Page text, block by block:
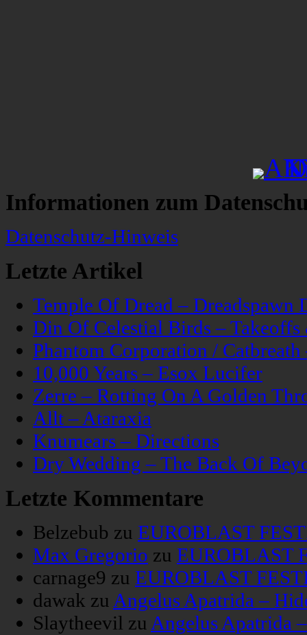
Informationen zum
Datenschutz-Hinweis
Letzte Artikel
Temple Of Dread – Dreadspawn
Din Of Celestial Birds –
Phantom Corporation /
10,000 Years – Esox Lucifer
Zerre – Rotting On A Golden
Allt – Ataraxia
Knumears – Directions
Dry Wedding – The Back Of
Letzte Kommentare
Belzebub zu EUROBLAST
Max Gregorio zu EUROBLAST
carnage9 zu EUROBLAST
dawak zu Angelus Apatrida –
Slaytheevil zu Angelus Apatrida